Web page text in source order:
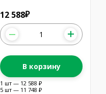
12 588₽
В корзину
1 шт — 12 588 ₽
5 шт — 11 748 ₽